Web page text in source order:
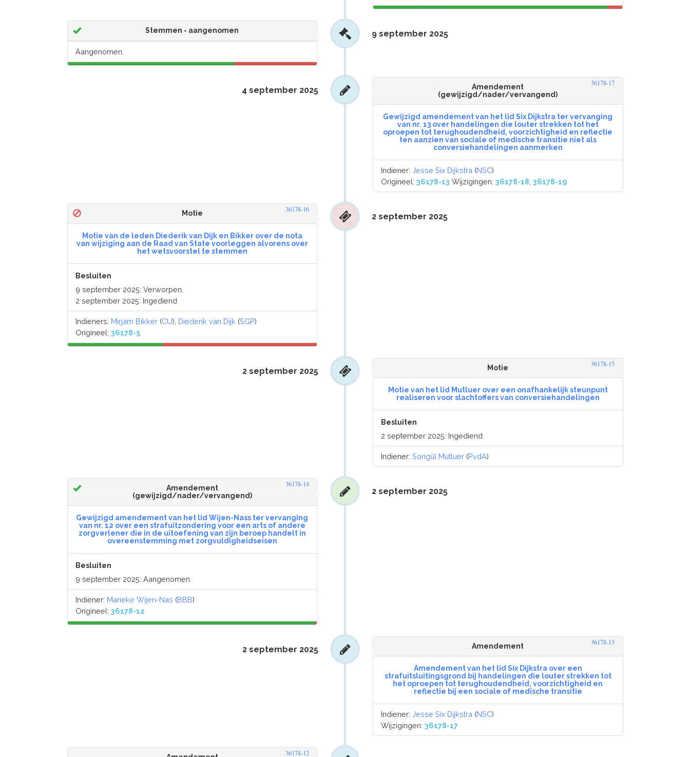
Stemmen - aangenomen
Aangenomen.
9 september 2025
Amendement
(gewijzigd/nader/vervangend)
36178-17
Gewijzigd amendement van het lid Six Dijkstra ter vervanging
van nr. 13 over handelingen die louter strekken tot het
oproepen tot terughoudendheid, voorzichtigheid en reflectie
ten aanzien van sociale of medische transitie niet als
conversiehandelingen aanmerken
Indiener:Jesse Six Dijkstra (NSC)
Origineel:36178-13 Wijzigingen:36178-18 ,36178-19
4 september 2025
Motie 36178-16
Motie van de leden Diederik van Dijk en Bikker over de nota
van wijziging aan de Raad van State voorleggen alvorens over
het wetsvoorstel te stemmen
Besluiten
9 september 2025: Verworpen.
2 september 2025: Ingediend
Indieners: Mirjam Bikker(CU), Diederik van Dijk (SGP)
Origineel: 36178-5
2 september 2025
Motie 36178-15
Motie van het lid Mutluer over een onafhankelijk steunpunt
realiseren voor slachtoffers van conversiehandelingen
Besluiten
2 september 2025: Ingediend
Indiener:Songül Mutluer (PvdA)
2 september 2025
Amendement
(gewijzigd/nader/vervangend)
36178-14
Gewijzigd amendement van het lid Wijen-Nass ter vervanging
van nr. 12 over een strafuitzondering voor een arts of andere
zorgverlener die in de uitoefening van zijn beroep handelt in
overeenstemming met zorgvuldigheidseisen
Besluiten
9 september 2025: Aangenomen.
Indiener: Marieke Wijen-Nas (BBB)
Origineel: 36178-12
2 september 2025
Amendement 36178-13
Amendement van het lid Six Dijkstra over een
strafuitsluitingsgrond bij handelingen die louter strekken tot
het oproepen tot terughoudendheid, voorzichtigheid en
reflectie bij een sociale of medische transitie
Indiener:Jesse Six Dijkstra (NSC)
Wijzigingen:36178-17
2 september 2025
36178-12